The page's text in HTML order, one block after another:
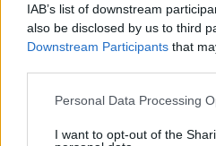
IAB’s list of downstream
also be disclosed by us to third
Downstream Participants that
Personal Data Processing
I want to opt-out of the